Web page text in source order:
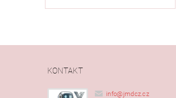
KONTAKT
info@ jmdcz.cz